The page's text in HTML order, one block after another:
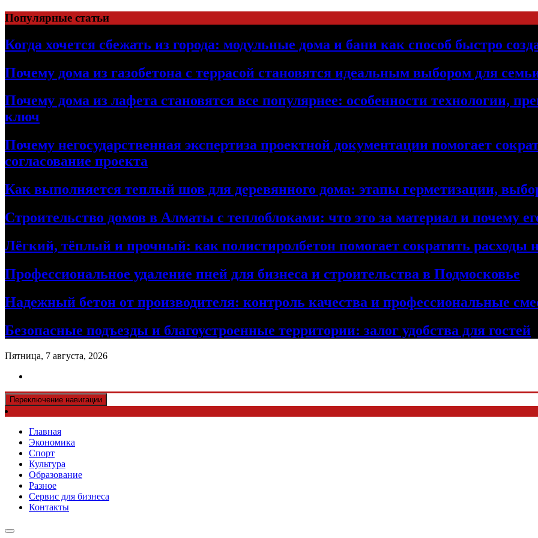
Перейти
к
содержимому
Популярные статьи
Когда хочется сбежать из города: модульные дома и бани как способ быстро
Почему дома из газобетона с террасой становятся идеальным выбором для
Почему дома из лафета становятся все популярнее: особенности технологии,
ключ
Почему негосударственная экспертиза проектной документации помогает
согласование проекта
Как выполняется теплый шов для деревянного дома: этапы герметизации,
Строительство домов в Алматы с теплоблоками: что это за материал и почему
Лёгкий, тёплый и прочный: как полистиролбетон помогает сократить расходы
Профессиональное удаление пней для бизнеса и строительства в Подмосковье
Надежный бетон от производителя: контроль качества и профессиональные
Безопасные подъезды и благоустроенные территории: залог удобства для гостей
Пятница, 7 августа, 2026
Переключение навигации
Главная
Экономика
Спорт
Культура
Образование
Разное
Сервис для бизнеса
Контакты